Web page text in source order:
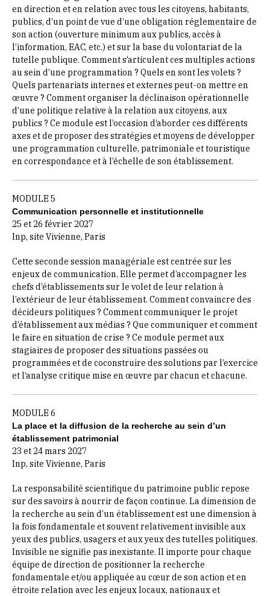
en direction et en relation avec tous les citoyens, habitants,
publics, d’un point de vue d’une obligation réglementaire de
son action (ouverture minimum aux publics, accès à
l’information, EAC, etc.) et sur la base du volontariat de la
tutelle publique. Comment s’articulent ces multiples actions
au sein d’une programmation ? Quels en sont les volets ?
Quels partenariats internes et externes peut-on mettre en
œuvre ? Comment organiser la déclinaison opérationnelle
d’une politique relative à la relation aux citoyens, aux
publics ? Ce module est l’occasion d’aborder ces différents
axes et de proposer des stratégies et moyens de développer
une programmation culturelle, patrimoniale et touristique
en correspondance et à l’échelle de son établissement.
MODULE 5
Communication personnelle et institutionnelle
25 et 26 février 2027
Inp, site Vivienne, Paris
Cette seconde session managériale est centrée sur les
enjeux de communication. Elle permet d’accompagner les
chefs d’établissements sur le volet de leur relation à
l’extérieur de leur établissement. Comment convaincre des
décideurs politiques ? Comment communiquer le projet
d’établissement aux médias ? Que communiquer et comment
le faire en situation de crise ? Ce module permet aux
stagiaires de proposer des situations passées ou
programmées et de coconstruire des solutions par l’exercice
et l’analyse critique mise en œuvre par chacun et chacune.
MODULE 6
La place et la diffusion de la recherche au sein d’un
établissement patrimonial
23 et 24 mars 2027
Inp, site Vivienne, Paris
La responsabilité scientifique du patrimoine public repose
sur des savoirs à nourrir de façon continue. La dimension de
la recherche au sein d’un établissement est une dimension à
la fois fondamentale et souvent relativement invisible aux
yeux des publics, usagers et aux yeux des tutelles politiques.
Invisible ne signifie pas inexistante. Il importe pour chaque
équipe de direction de positionner la recherche
fondamentale et/ou appliquée au cœur de son action et en
étroite relation avec les enjeux locaux, nationaux et